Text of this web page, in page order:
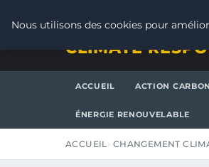
CLIMATE
ACCUEIL ACTION
ÉNERGIE RENOUVELABLE
ACCUEIL CHANGEMENT
Nous utilisons des cookies pour